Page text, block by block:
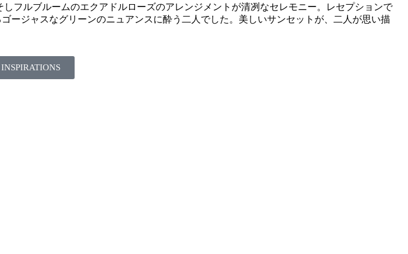
フルブルームのエクアドルローズのアレンジメントが清冽なセレモニー。レセプションで
ージャスなグリーンのニュアンスに酔う二人でした。美しいサンセットが、二人が思い描